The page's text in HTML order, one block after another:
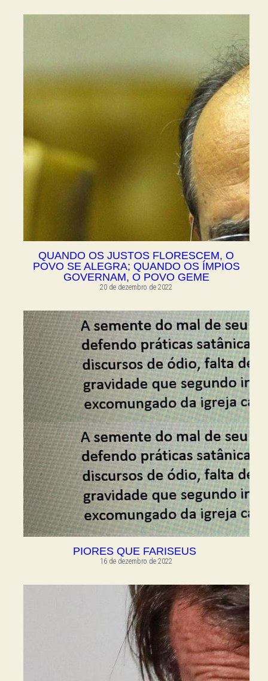
QUANDO OS JUSTOS FLORESCEM, O
POVO SE ALEGRA; QUANDO OS ÍMPIOS
GOVERNAM, O POVO GEME
20 de dezembro de 2022
PIORES QUE FARISEUS
16 de dezembro de 2022